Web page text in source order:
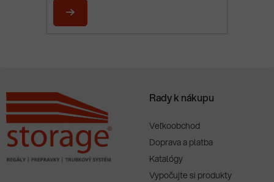
PRIHLÁSIŤ
Rady k nákupu
Veľkoobchod
Doprava a platba
Katalógy
Vypočujte si produkty